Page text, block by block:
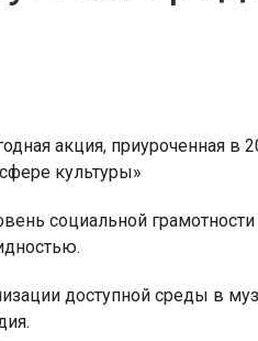
Летняя
акция, приуроченная в
культуры»
социальной
доступной среды в